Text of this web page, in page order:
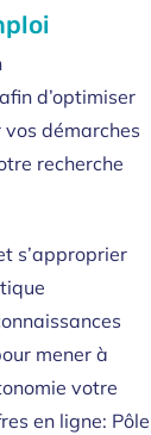
d’optimiser
démarches
recherche
s’approprier
mener à
votre
en ligne: Pôle